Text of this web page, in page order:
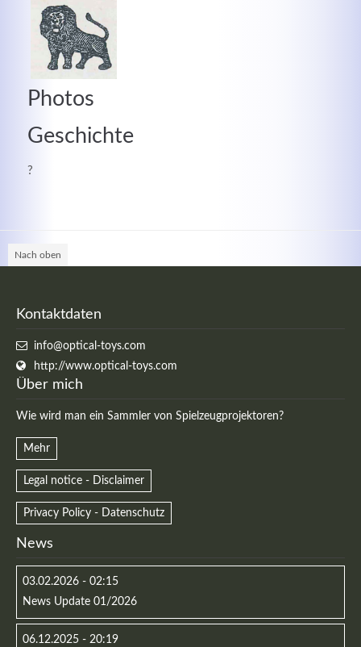
Photos
Geschichte
?
Nach oben
Kontaktdaten
info@optical-toys.com
http://www.optical-toys.com
Über mich
Wie wird man ein Sammler von Spielzeugprojektoren?
Mehr
Legal notice - Disclaimer
Privacy Policy - Datenschutz
News
03.02.2026 - 02:15
News Update 01/2026
06.12.2025 - 20:19
Modern & Simple
Lorem ipsum dolor sit amet, consectetuer adipiscing
elit. Aenean commodo ligula eget dolor.